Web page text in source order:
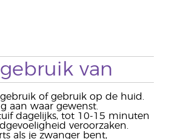
van
of gebruik op de huid.
aan waar gewenst.
dagelijks, tot 10-15 minuten
veroorzaken.
als je zwanger bent,